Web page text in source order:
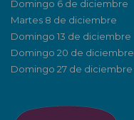
Domingo 6 de diciembre
Martes 8 de diciembre
Domingo 13 de diciembre
Domingo 20 de diciembre
Domingo 27 de diciembre